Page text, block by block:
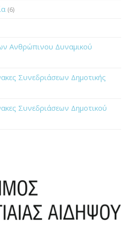
(6)
Ανθρώπινου Δυναμικού
Συνεδριάσεων Δημοτικής
Συνεδριάσεων Δημοτικού